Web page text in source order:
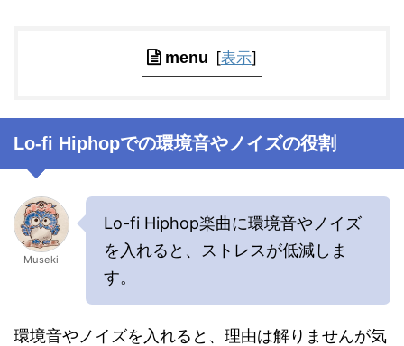
menu [表示]
Lo-fi Hiphopでの環境音やノイズの役割
Museki
Lo-fi Hiphop楽曲に環境音やノイズ
を入れると、ストレスが低減しま
す。
環境音やノイズを入れると、理由は解りませんが気